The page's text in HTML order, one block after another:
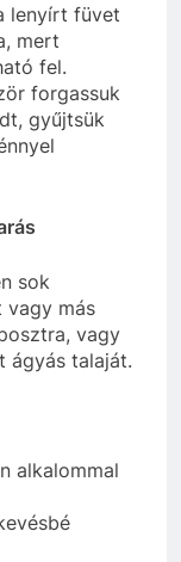
lenyírt füvet
mert
fel.
forgassuk
gyűjtsük
sok
vagy más
vagy
ágyás talaját.
alkalommal